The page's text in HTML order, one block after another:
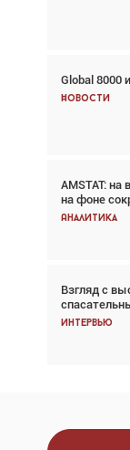
Global 8000
Новости
AMSTAT: на
на фоне
Аналитика
Взгляд с
Интервью
говорит
В городах
хотя общий
Аналитика
Частный
покупке
Интервью